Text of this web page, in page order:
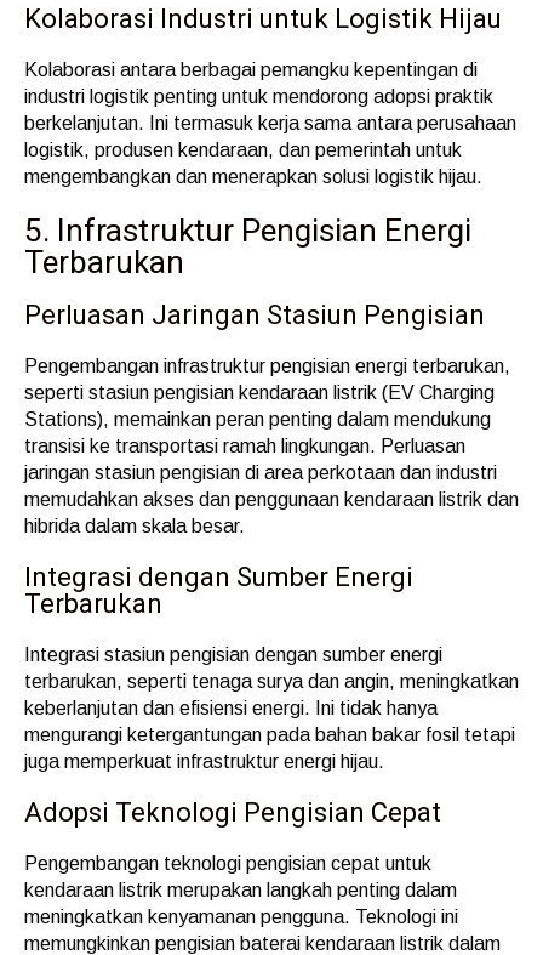
Kolaborasi Industri untuk Logistik Hijau
Kolaborasi antara berbagai pemangku kepentingan di
industri logistik penting untuk mendorong adopsi praktik
berkelanjutan. Ini termasuk kerja sama antara perusahaan
logistik, produsen kendaraan, dan pemerintah untuk
mengembangkan dan menerapkan solusi logistik hijau.
5. Infrastruktur Pengisian Energi
Terbarukan
Perluasan Jaringan Stasiun Pengisian
Pengembangan infrastruktur pengisian energi terbarukan,
seperti stasiun pengisian kendaraan listrik (EV Charging
Stations), memainkan peran penting dalam mendukung
transisi ke transportasi ramah lingkungan. Perluasan
jaringan stasiun pengisian di area perkotaan dan industri
memudahkan akses dan penggunaan kendaraan listrik dan
hibrida dalam skala besar.
Integrasi dengan Sumber Energi
Terbarukan
Integrasi stasiun pengisian dengan sumber energi
terbarukan, seperti tenaga surya dan angin, meningkatkan
keberlanjutan dan efisiensi energi. Ini tidak hanya
mengurangi ketergantungan pada bahan bakar fosil tetapi
juga memperkuat infrastruktur energi hijau.
Adopsi Teknologi Pengisian Cepat
Pengembangan teknologi pengisian cepat untuk
kendaraan listrik merupakan langkah penting dalam
meningkatkan kenyamanan pengguna. Teknologi ini
memungkinkan pengisian baterai kendaraan listrik dalam